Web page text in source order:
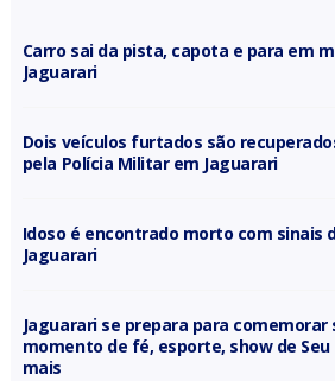
Carro sai da pista, capota e para em
Jaguarari
Dois veículos furtados são
pela Polícia Militar em Jaguarari
Idoso é encontrado morto com sinais
Jaguarari
Jaguarari se prepara para
momento de fé, esporte, show de
mais